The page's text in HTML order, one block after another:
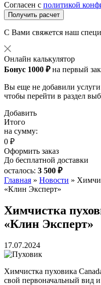
Согласен с политикой
Получить расчет
С Вами свяжется наш
Онлайн калькулятор
Бонус 1000 ₽на первый
Вы еще не добавили
чтобы перейти в раздел
Добавить
Итого
на сумму:
0 ₽
Оформить заказ
До бесплатной доставки
осталось: 3 500 ₽
Главная » Новости »
«Клин Эксперт»
Химчистка
«Клин Эксперт»
17.07.2024
Химчистка пуховика
свой первоначальный вид